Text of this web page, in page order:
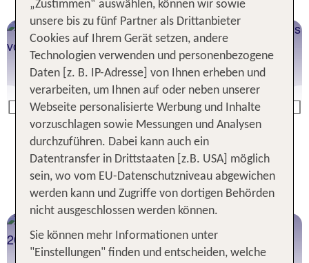
Previous
Mexiko
Karibikflair in Cancun
Jetzt Mexiko buchen
Florida
Erlebe den Sunshine State
„Zustimmen“ auswählen, können wir sowie
unsere bis zu fünf Partner als Drittanbieter
Cookies auf Ihrem Gerät setzen, andere
Technologien verwenden und personenbezogene
Daten [z. B. IP-Adresse] von Ihnen erheben und
verarbeiten, um Ihnen auf oder neben unserer
Webseite personalisierte Werbung und Inhalte
vorzuschlagen sowie Messungen und Analysen
durchzuführen. Dabei kann auch ein
Datentransfer in Drittstaaten [z.B. USA] möglich
sein, wo vom EU-Datenschutzniveau abgewichen
werden kann und Zugriffe von dortigen Behörden
nicht ausgeschlossen werden können.
Sie können mehr Informationen unter
"Einstellungen" finden und entscheiden, welche